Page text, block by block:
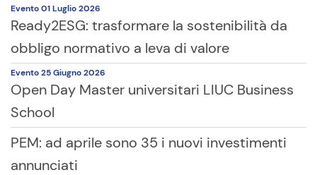
Evento01 Luglio2026
Ready2ESG: trasformare la sostenibilità da
obbligo normativo a leva di valore
Evento25 Giugno2026
Open Day Master universitari LIUC Business
School
PEM: ad aprile sono 35 i nuovi investimenti
annunciati